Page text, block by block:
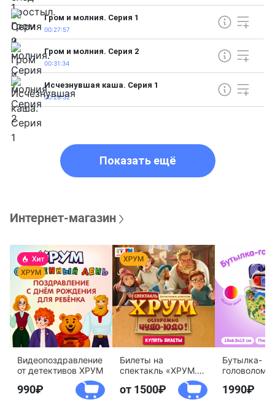
Гром и молния. Серия 1
00:27:57
Гром и молния. Серия 2
00:31:34
Исчезнувшая каша. Серия 1
00:28:32
Показать ещё
Интернет-магазин
Видеопоздравление
от детективов ХРУМ
990
Билеты на
спектакль «ХРУМ.
Осторожно, Чудо-
Юдо!»
от 1500
Бутылка-
агентство
1990